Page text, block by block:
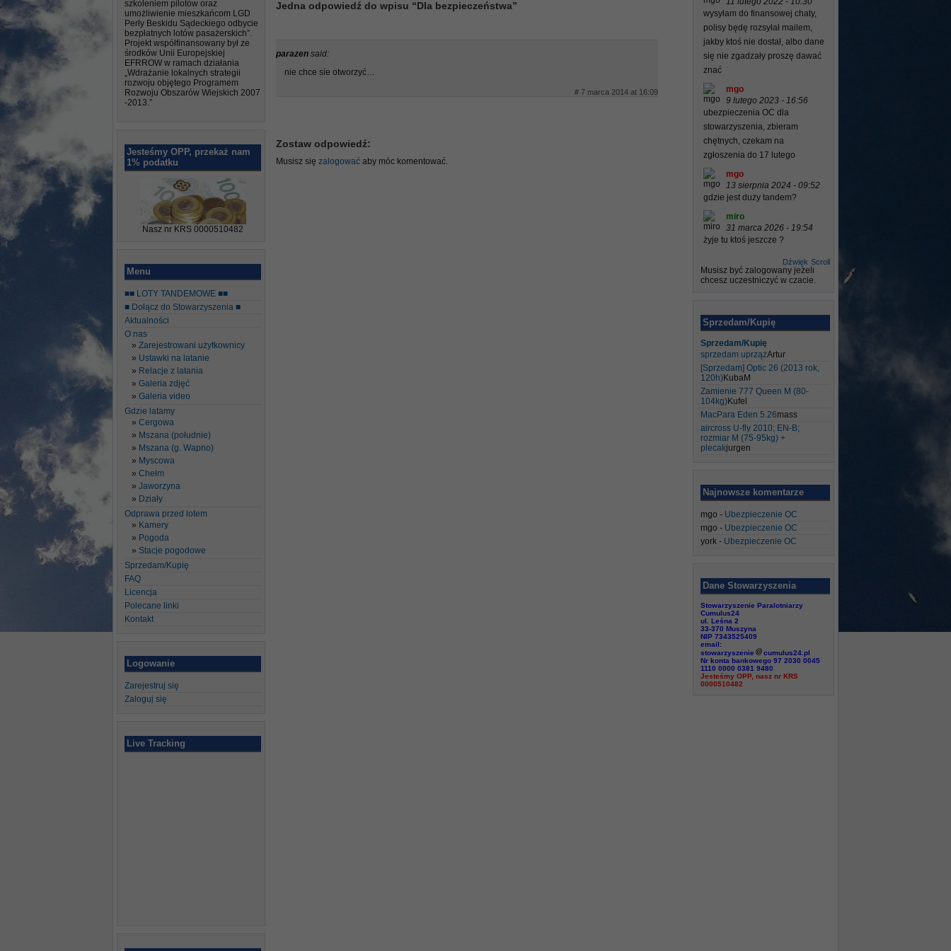
szkoleniem pilotów oraz
umożliwienie mieszkańcom LGD
Perły Beskidu Sądeckiego odbycie
bezpłatnych lotów pasażerskich”.
Projekt współfinansowany był ze
środków Unii Europejskiej
EFRROW w ramach działania
„Wdrażanie lokalnych strategii
rozwoju objętego Programem
Rozwoju Obszarów Wiejskich 2007
-2013.”
Jesteśmy OPP, przekaż nam
1% podatku
Nasz nr KRS 0000510482
Menu
■■ LOTY TANDEMOWE ■■
■ Dołącz do Stowarzyszenia ■
Aktualności
O nas
Zarejestrowani użytkownicy
Ustawki na latanie
Relacje z latania
Galeria zdjęć
Galeria video
Gdzie latamy
Cergowa
Mszana (południe)
Mszana (g. Wapno)
Myscowa
Chełm
Jaworzyna
Działy
Odprawa przed lotem
Kamery
Pogoda
Stacje pogodowe
Sprzedam/Kupię
FAQ
Licencja
Polecane linki
Kontakt
Logowanie
Zarejestruj się
Zaloguj się
Live Tracking
Jedna odpowiedź do wpisu “Dla bezpieczeństwa”
parazen said:
nie chce sie otworzyć…
# 7 marca 2014 at 16:09
Zostaw odpowiedź:
Musisz się zalogować aby móc komentować.
wysyłam do finansowej chaty,
polisy będę rozsyłał mailem,
jakby ktoś nie dostał, albo dane
się nie zgadzały proszę dawać
znać
mgo
9 lutego 2023 - 16:56
ubezpieczenia OC dla
stowarzyszenia, zbieram
chętnych, czekam na
zgłoszenia do 17 lutego
mgo
13 sierpnia 2024 - 09:52
gdzie jest duży tandem?
miro
31 marca 2026 - 19:54
żyje tu ktoś jeszcze ?
Scroll
Dźwięk
Musisz być zalogowany jeżeli
chcesz uczestniczyć w czacie.
Sprzedam/Kupię
Sprzedam/Kupię
sprzedam uprzążArtur
[Sprzedam] Optic 26 (2013 rok,
120h) KubaM
Zamienie 777 Queen M (80-
104kg) Kufel
MacPara Eden 5.26mass
aircross U-fly 2010; EN-B;
rozmiar M (75-95kg) +
plecakjurgen
Najnowsze komentarze
mgo - Ubezpieczenie OC
mgo - Ubezpieczenie OC
york - Ubezpieczenie OC
Dane Stowarzyszenia
Stowarzyszenie Paralotniarzy
Cumulus24
ul. Leśna 2
33-370 Muszyna
NIP 7343525409
email:
stowarzyszenie
cumulus24.pl
Nr konta bankowego 97 2030 0045
1110 0000 0381 9480
Jesteśmy OPP, nasz nr KRS
0000510482